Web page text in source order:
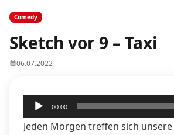
Comedy
Sketch vor 9 – Taxi
06.07.2022
Audio-
Player
00:00
Jeden Morgen treffen sich